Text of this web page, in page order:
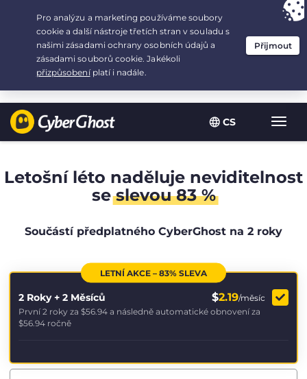
CS
Your choice:The Best Dealfor 2.1666666666667-years at $
/month
Letošní léto naděluje neviditelnost
seslevou 83 %
Součástí předplatného CyberGhost na 2 roky
LETNÍ AKCE – 83% SLEVA
2 Roky + 2 Měsíců $2.19/měsíc
První 2 roky za $56.94 a následně automatické obnovení za
$56.94 ročně